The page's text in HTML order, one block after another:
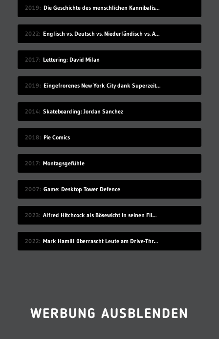
2019 Die Geschichte des menschlichen Kannibalismus
2022 Englisch vs. Deutsch vs. Niederländisch vs. Afrikaans
2017 Lettering: David Milan
2019 Eingefrorenes New York City dank Superzeitlupe
2014 Skateboarding: Jordan Sanchez
2018 Pie Comics
2017 Montagsgefühle
2007 Game: Desktop Tower Defence
2023 Alfred Hitchcock als Bösewicht in seinen Filmen
2022 Mark Hamill überrascht Leute am Drive-Thru-Schalter
WERBUNG AUSBLENDEN